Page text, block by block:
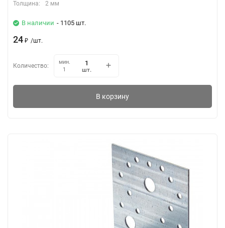
Толщина:
2 мм
В наличии - 1105 шт.
24 ₽ /шт.
Количество:
мин.
1
шт.
В корзину